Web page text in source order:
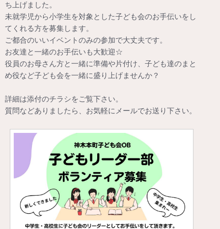
ち上げました。
未就学児から小学生を対象とした子ども会のお手伝いをし
てくれる方を募集します。
ご都合のいいイベントのみの参加で大丈夫です。
お友達と一緒のお手伝いも大歓迎☆
役員のお母さん方と一緒に準備や片付け、子ども達のまと
め役など子ども会を一緒に盛り上げませんか？
詳細は添付のチラシをご覧下さい。
質問などありましたら、お気軽にメールでお送り下さい。